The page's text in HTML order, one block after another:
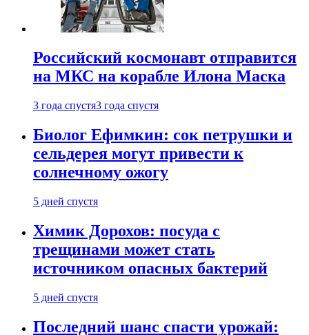
Российский космонавт отправится
на МКС на корабле Илона Маска
3 года спустя3 года спустя
Биолог Ефимкин: сок петрушки и
сельдерея могут привести к
солнечному ожогу
5 дней спустя
Химик Дорохов: посуда с
трещинами может стать
источником опасных бактерий
5 дней спустя
Последний шанс спасти урожай: